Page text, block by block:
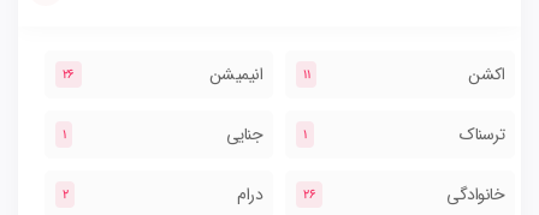
اکشن 11 انیمیشن 26
ترسناک 1 جنایی 1
خانوادگی 26 درام 2